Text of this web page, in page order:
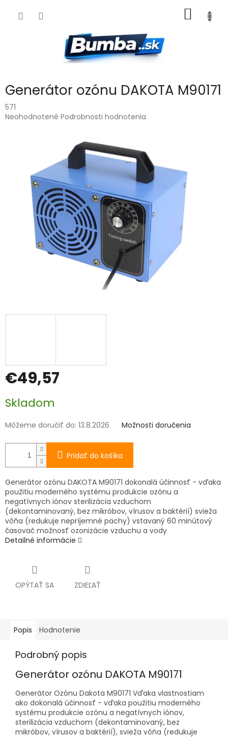
KOŠÍK
Generátor ozónu DAKOTA M90171
571
Priemerné
hviezdičiek.
Neohodnotené Podrobnosti hodnotenia
€49,57
cena:
Skladom
Môžeme doručiť do: 13.8.2026 Možnosti doručenia
Pridať do košíka
Generátor ozónu DAKOTA M90171 dokonalá účinnosť - vďaka
použitiu moderného systému produkcie ozónu a
negatívnych iónov sterilizácia vzduchom
(dekontaminovaný, bez mikróbov, vírusov a baktérií) svieža
vôňa (redukuje nepríjemné pachy) vstavaný 60 minútový
časovač možnosť ozonizácie vzduchu a vody
Detailné informácie
OPÝTAŤ SA ZDIEĽAŤ
Popis Hodnotenie
Podrobný popis
Generátor ozónu DAKOTA M90171
Generátor Ozónu Dakota M90171 Vďaka vlastnostiam
ako dokonalá účinnosť - vďaka použitiu moderného
systému produkcie ozónu a negatívnych iónov,
sterilizácia vzduchom (dekontaminovaný, bez
mikróbov, vírusov a baktérií), svieža vôňa (redukuje